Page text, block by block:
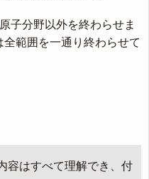
子分野以外を終わらせま
範囲を一通り終わらせて
容はすべて理解でき、付